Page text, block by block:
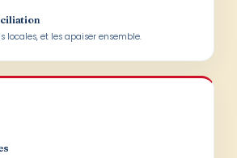
locales, et les apaiser ensemble.